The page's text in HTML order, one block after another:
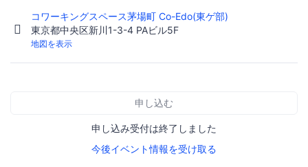
コワーキングスペース茅場町 Co-Edo(東ゲ部)
東京都中央区新川1-3-4 PAビル5F
地図を表示
申し込む
申し込み受付は終了しました
今後イベント情報を受け取る